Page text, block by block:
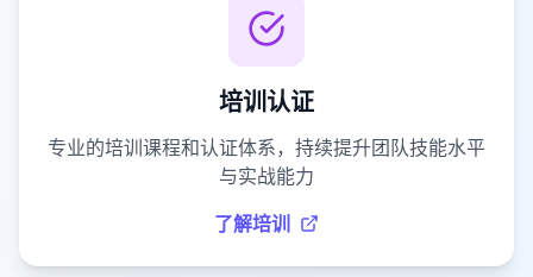
培训认证
专业的培训课程和认证体系，持续提升团队技能水平
与实战能力
了解培训